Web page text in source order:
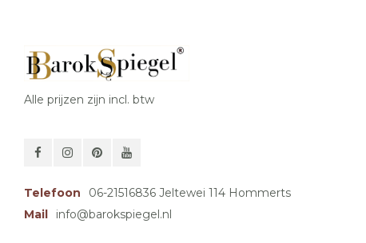
Alle prijzen zijn incl. btw
Telefoon
06-21516836 Jeltewei 114 Hommerts
Mail
info@barokspiegel.nl